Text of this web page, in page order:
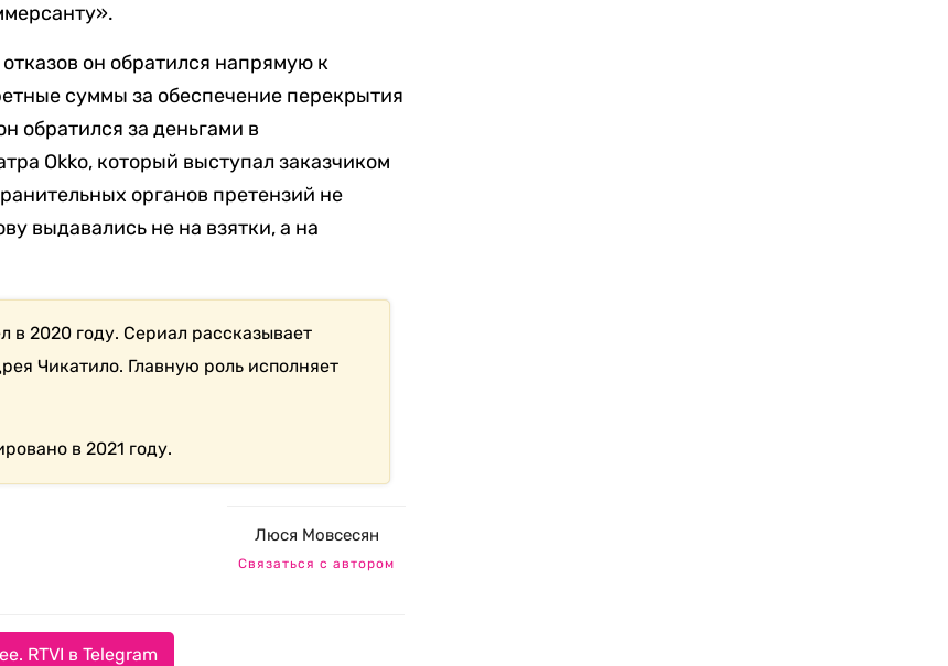
он обратился напрямую к
суммы за обеспечение перекрытия
обратился за деньгами в
Okko, который выступал заказчиком
органов претензий не
выдавались не на взятки, а на
2020 году. Сериал рассказывает
Чикатило. Главную роль исполняет
в 2021 году.
Люся Мовсесян
Связаться с автором
RTVI в Telegram